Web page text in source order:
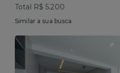
Total R$ 5.200
Similar a sua busca